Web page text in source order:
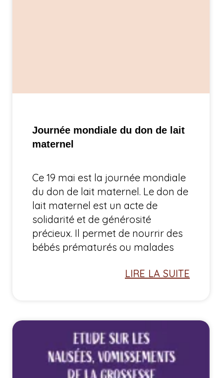
Journée mondiale du don de lait
maternel
Ce 19 mai est la journée mondiale
du don de lait maternel. Le don de
lait maternel est un acte de
solidarité et de générosité
précieux. Il permet de nourrir des
bébés prématurés ou malades
LIRE LA SUITE